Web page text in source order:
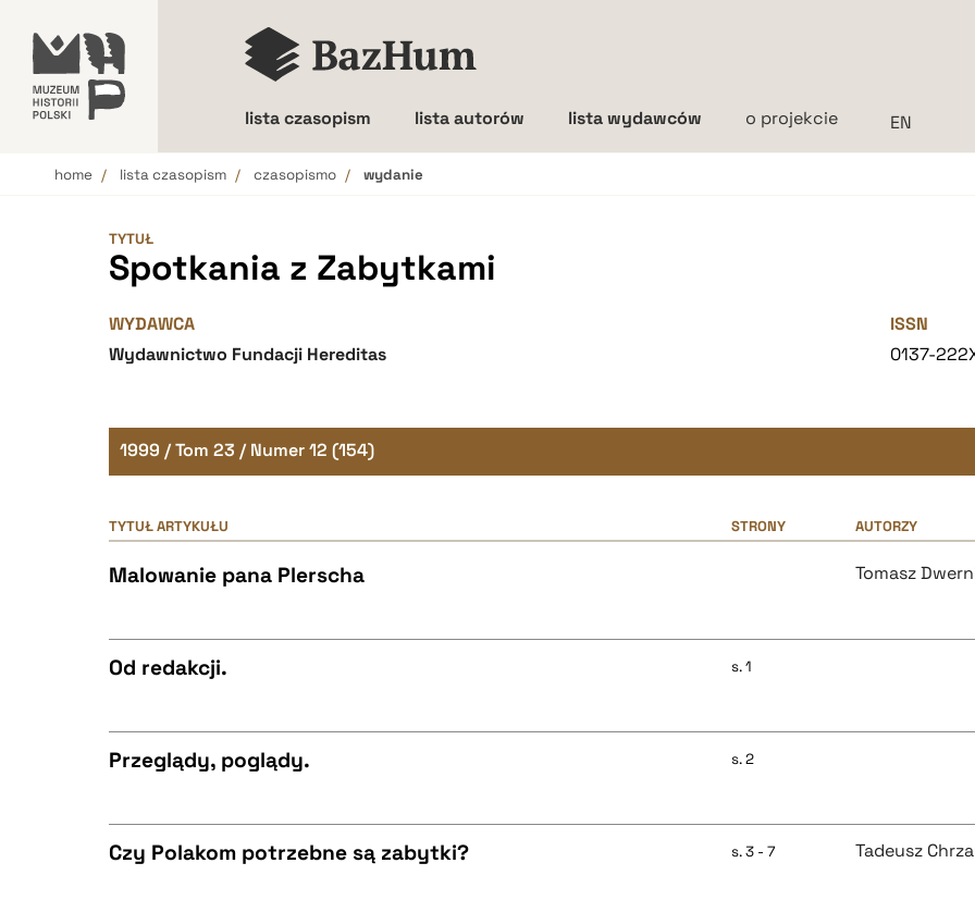
lista czasopism lista autorów lista wydawców o projekcie
home lista czasopism czasopismo wydanie
TYTUŁ
Spotkania z Zabytkami
WYDAWCA
Wydawnictwo Fundacji Hereditas
ISSN
0137-
1999 / Tom 23 / Numer 12 (154)
TYTUŁ ARTYKUŁU STRONY AUTORZY
Malowanie pana Plerscha Tomasz
BIBTEX
Od redakcji. s. 1
Przeglądy, poglądy. s. 2
Czy Polakom potrzebne są zabytki? s. 3 - 7 Tadeusz